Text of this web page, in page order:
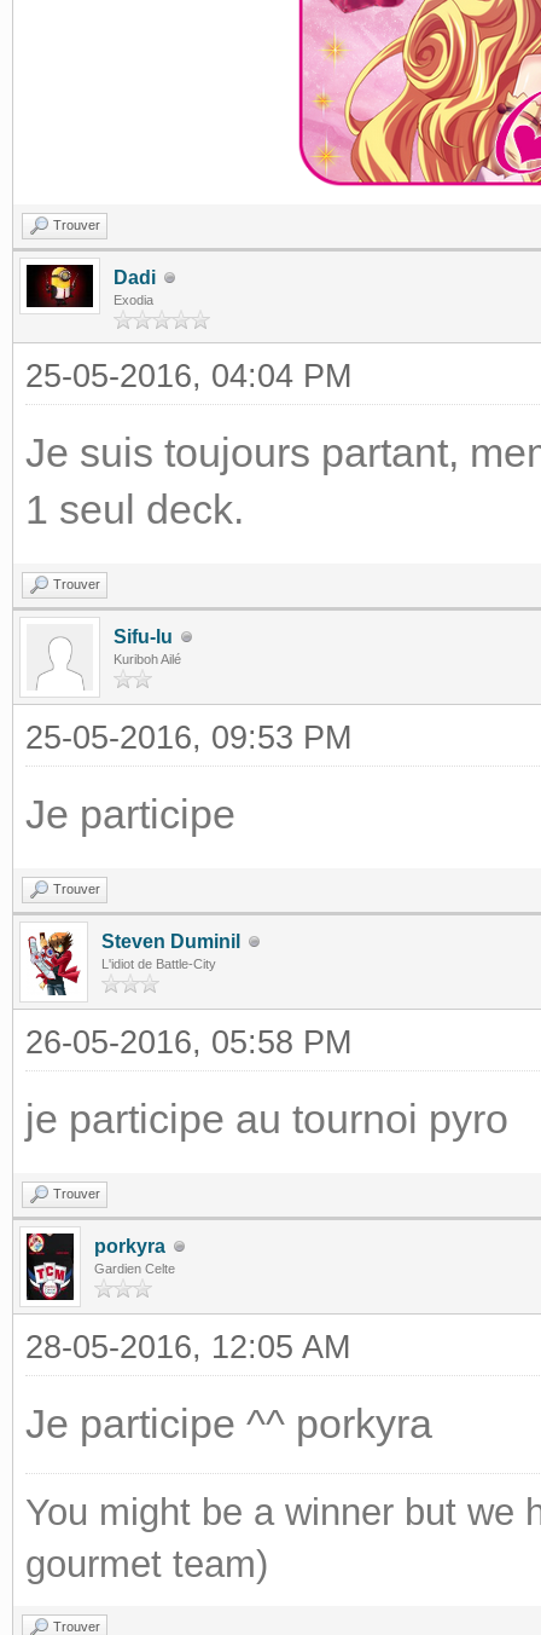
Trouver
Dadi
Exodia
25-05-2016, 04:04 PM
Je suis toujours partant,
1 seul deck.
Trouver
Sifu-lu
Kuriboh Ailé
25-05-2016, 09:53 PM
Je participe
Trouver
Steven Duminil
L'idiot de Battle-City
26-05-2016, 05:58 PM
je participe au tournoi pyro
Trouver
porkyra
Gardien Celte
28-05-2016, 12:05 AM
Je participe ^^ porkyra
You might be a winner but we
gourmet team)
Trouver